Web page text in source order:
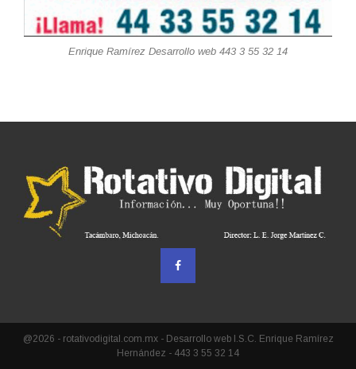
Enrique Ramírez Desarrollo web 443 3 55 32 14
@2026 - rotativodigital.com.mx - Desarrollo web I.S.C. Enrique Ramírez
Hernández - 443 3 55 32 14